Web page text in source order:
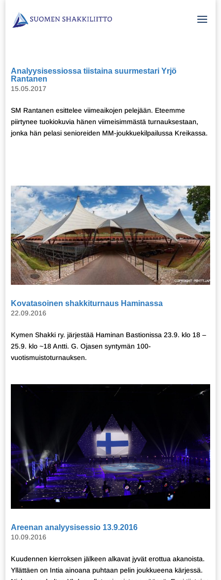
Analyysisessiossa tiistaina suurmestari Yrjö
Rantanen
15.05.2017
SM Rantanen esittelee viimeaikojen pelejään. Eteemme
piirtynee tuokiokuvia hänen viimeisimmästä turnauksestaan,
jonka hän pelasi senioreiden MM-joukkuekilpailussa Kreikassa.
Kovatasoinen shakkiturnaus Haminassa
22.09.2016
Kymen Shakki ry. järjestää Haminan Bastionissa 23.9. klo 18 –
25.9. klo ~18 Antti. G. Ojasen syntymän 100-
vuotismuistoturnauksen.
Areenan analyysisessio 13.9.2016
10.09.2016
Kuudennen kierroksen jälkeen alkavat jyvät erottua akanoista.
Yllättäen on Intia ainoana puhtaan pelin joukkueena kärjessä.